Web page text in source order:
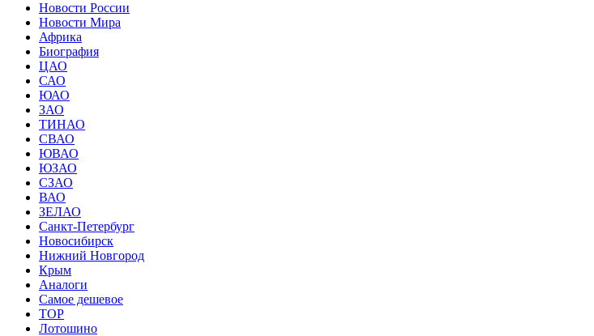
Новости России
Новости Мира
Африка
Биография
ЦАО
САО
ЮАО
ЗАО
ТИНАО
СВАО
ЮВАО
ЮЗАО
СЗАО
ВАО
ЗЕЛАО
Санкт-Петербург
Новосибирск
Нижний Новгород
Крым
Аналоги
Самое дешевое
TOP
Лотошино